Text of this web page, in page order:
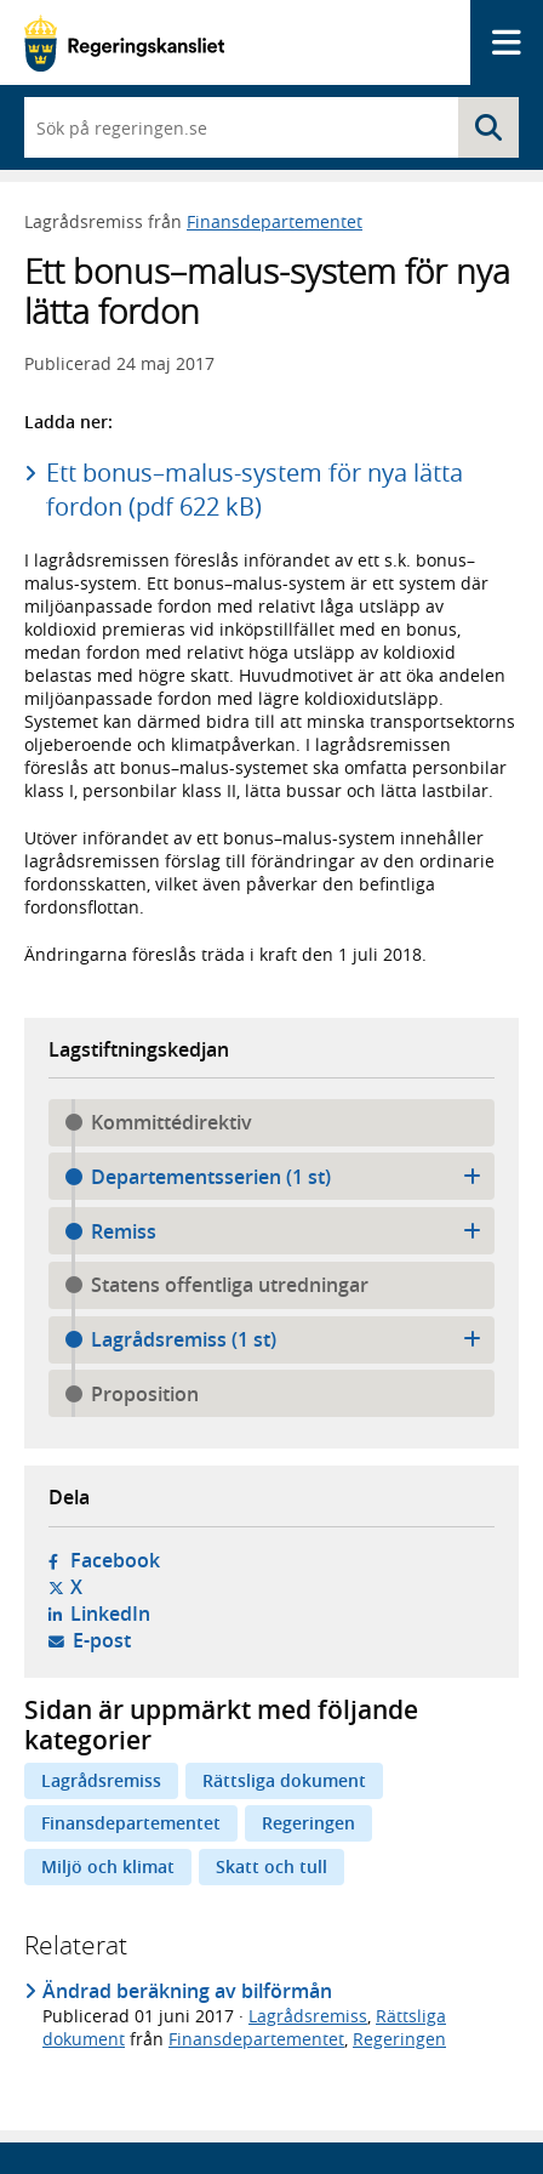
du
börjar
skriva
framträder
lista
med
sökförslag
Lagrådsremiss från Finansdepartementet
Ett bonus–malus-system för nya
lätta fordon
Publicerad 24 maj 2017
Ladda ner:
Ett bonus–malus-system för nya lätta
fordon (pdf 622 kB)
I lagrådsremissen föreslås införandet av ett s.k. bonus–
malus-system. Ett bonus–malus-system är ett system där
miljöanpassade fordon med relativt låga utsläpp av
koldioxid premieras vid inköpstillfället med en bonus,
medan fordon med relativt höga utsläpp av koldioxid
belastas med högre skatt. Huvudmotivet är att öka andelen
miljöanpassade fordon med lägre koldioxidutsläpp.
Systemet kan därmed bidra till att minska transportsektorns
oljeberoende och klimatpåverkan. I lagrådsremissen
föreslås att bonus–malus-systemet ska omfatta personbilar
klass I, personbilar klass II, lätta bussar och lätta lastbilar.
Utöver införandet av ett bonus–malus-system innehåller
lagrådsremissen förslag till förändringar av den ordinarie
fordonsskatten, vilket även påverkar den befintliga
fordonsflottan.
Ändringarna föreslås träda i kraft den 1 juli 2018.
Lagstiftningskedjan
Kommittédirektiv
Departementsserien (1 st)
Remiss
Statens offentliga utredningar
Lagrådsremiss (1 st)
Proposition
Dela
Facebook- öppnas i ny flik, extern webbplats,
X- öppnas i ny flik, extern webbplats,
LinkedIn- öppnas i ny flik, extern webbplats,
E-post- öppnar din e-postklient,
Sidan är uppmärkt med följande
kategorier
Lagrådsremiss
Rättsliga dokument
Finansdepartementet
Regeringen
Miljö och klimat
Skatt och tull
Relaterat
Ändrad beräkning av bilförmån
Publicerad 01 juni 2017 · Lagrådsremiss, Rättsliga
dokument från Finansdepartementet, Regeringen